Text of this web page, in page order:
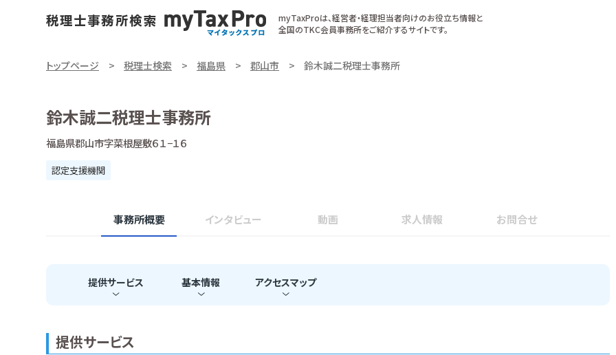
myTaxProは、経営者・経理担当者向けのお役立ち情報と
全国のTKC会員事務所をご紹介するサイトです。
トップページ 税理士検索 福島県 郡山市 鈴木誠二税理士事務所
鈴木誠二税理士事務所
福島県郡山市字菜根屋敷６１−１６
認定支援機関
事務所概要 インタビュー 動画 求人情報 お問合せ
提供サービス 基本情報 アクセスマップ
提供サービス